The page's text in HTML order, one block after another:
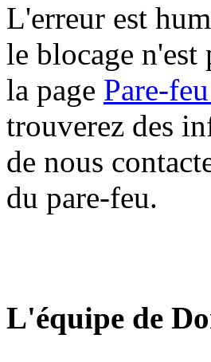
L'erreur est
le blocage
la page Pare-
trouverez des
de nous
du pare-feu.
L'équipe de